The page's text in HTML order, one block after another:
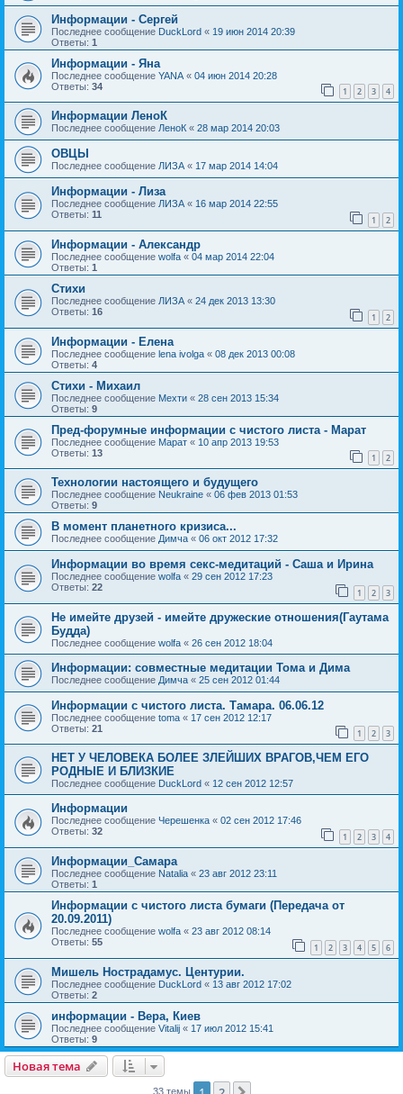
Информации - Сергей
Последнее сообщение DuckLord « 19 июн 2014 20:39
Ответы: 1
Информации - Яна
Последнее сообщение YANA « 04 июн 2014 20:28
Ответы: 34 1 2 3 4
Информации ЛеноК
Последнее сообщение ЛеноК « 28 мар 2014 20:03
ОВЦЫ
Последнее сообщение ЛИЗА « 17 мар 2014 14:04
Информации - Лиза
Последнее сообщение ЛИЗА « 16 мар 2014 22:55
Ответы: 11 1 2
Информации - Александр
Последнее сообщение wolfa « 04 мар 2014 22:04
Ответы: 1
Стихи
Последнее сообщение ЛИЗА « 24 дек 2013 13:30
Ответы: 16 1 2
Информации - Елена
Последнее сообщение lena ivolga « 08 дек 2013 00:08
Ответы: 4
Стихи - Михаил
Последнее сообщение Мехти « 28 сен 2013 15:34
Ответы: 9
Пред-форумные информации с чистого листа - Марат
Последнее сообщение Марат « 10 апр 2013 19:53
Ответы: 13 1 2
Технологии настоящего и будущего
Последнее сообщение Neukraine « 06 фев 2013 01:53
Ответы: 9
В момент планетного кризиса...
Последнее сообщение Димча « 06 окт 2012 17:32
Информации во время секс-медитаций - Саша и Ирина
Последнее сообщение wolfa « 29 сен 2012 17:23
Ответы: 22 1 2 3
Не имейте друзей - имейте дружеские отношения(Гаутама
Будда)
Последнее сообщение wolfa « 26 сен 2012 18:04
Информации: совместные медитации Тома и Дима
Последнее сообщение Димча « 25 сен 2012 01:44
Информации с чистого листа. Тамара. 06.06.12
Последнее сообщение toma « 17 сен 2012 12:17
Ответы: 21 1 2 3
НЕТ У ЧЕЛОВЕКА БОЛЕЕ ЗЛЕЙШИХ ВРАГОВ,ЧЕМ ЕГО
РОДНЫЕ И БЛИЗКИЕ
Последнее сообщение DuckLord « 12 сен 2012 12:57
Информации
Последнее сообщение Черешенка « 02 сен 2012 17:46
Ответы: 32 1 2 3 4
Информации_Самара
Последнее сообщение Natalia « 23 авг 2012 23:11
Ответы: 1
Информации с чистого листа бумаги (Передача от
20.09.2011)
Последнее сообщение wolfa « 23 авг 2012 08:14
Ответы: 55 1 2 3 4 5 6
Мишель Нострадамус. Центурии.
Последнее сообщение DuckLord « 13 авг 2012 17:02
Ответы: 2
информации - Вера, Киев
Последнее сообщение Vitalij « 17 июл 2012 15:41
Ответы: 9
Новая тема
33 темы